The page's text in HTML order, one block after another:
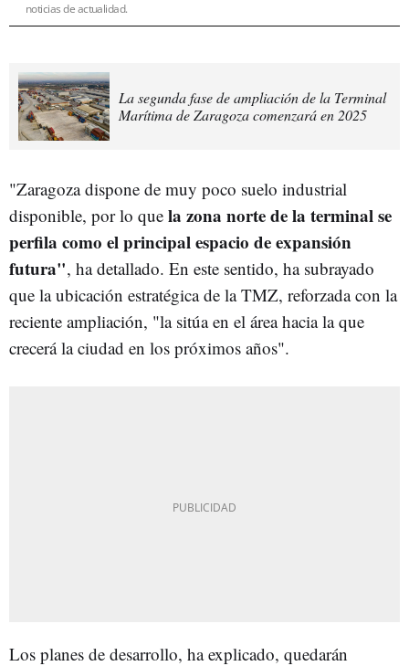
noticias de actualidad.
La segunda fase de ampliación de la Terminal
Marítima de Zaragoza comenzará en 2025
"Zaragoza dispone de muy poco suelo industrial
disponible, por lo que la zona norte de la terminal se
perfila como el principal espacio de expansión
futura", ha detallado. En este sentido, ha subrayado
que la ubicación estratégica de la TMZ, reforzada con la
reciente ampliación, "la sitúa en el área hacia la que
crecerá la ciudad en los próximos años".
Los planes de desarrollo, ha explicado, quedarán